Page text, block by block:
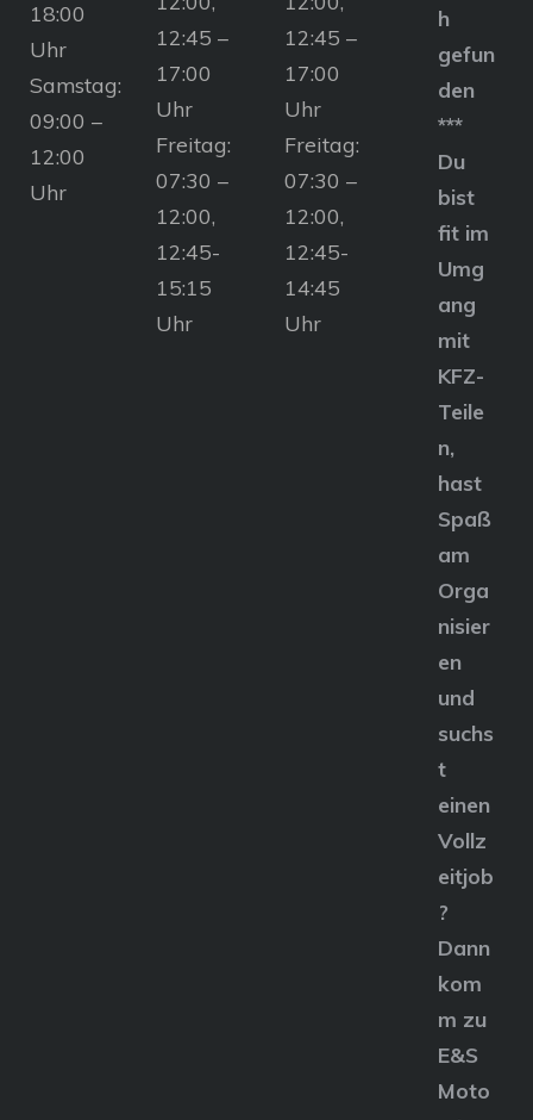
18:00
Uhr
Samstag:
09:00 –
12:00
Uhr
12:45 –
17:00
Uhr
Freitag:
07:30 –
12:00,
12:45-
15:15
Uhr
12:45 –
17:00
Uhr
Freitag:
07:30 –
12:00,
12:45-
14:45
Uhr
h
gefun
den
***
Du
bist
fit im
Umg
ang
mit
KFZ-
Teile
n,
hast
Spaß
am
Orga
nisier
en
und
suchs
t
einen
Vollz
eitjob
?
Dann
kom
m zu
E&S
Moto